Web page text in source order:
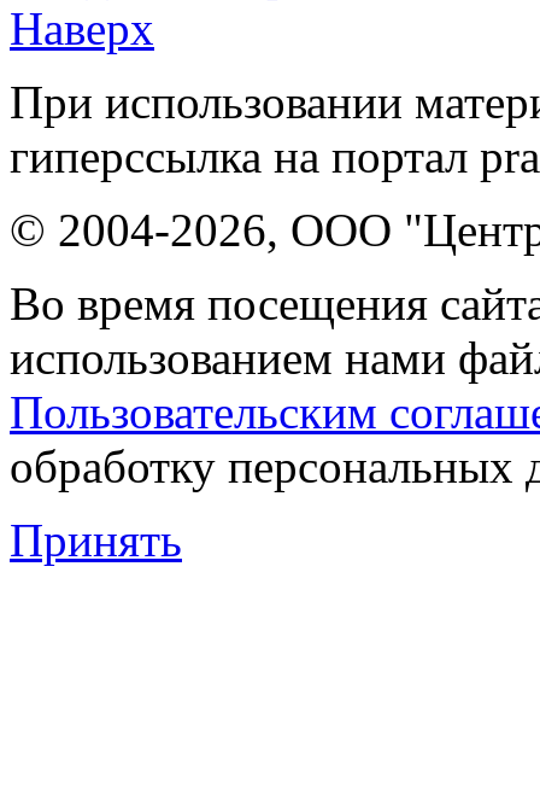
Наверх
При использовании
гиперссылка на портал
© 2004-2026, ООО "Центр
Во время посещения
использованием нами
Пользовательским
обработку персональных
Принять